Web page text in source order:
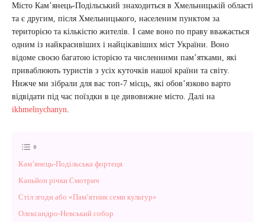
Місто Кам’янець-Подільський знаходиться в Хмельницькій області
та є другим, після Хмельницького, населеним пунктом за
територією та кількістю жителів. І саме воно по праву вважається
одним із найкрасивіших і найцікавіших міст України. Воно
відоме своєю багатою історією та численними пам’ятками, які
приваблюють туристів з усіх куточків нашої країни та світу.
Нижче ми зібрали для вас топ-7 місць, які обов’язково варто
відвідати під час поїздки в це дивовижне місто. Далі на
ikhmelnychanyn
Кам’янець-Подільська фортеця
Каньйон річки Смотрич
Стіл згоди або «Пам’ятник семи культур»
Олександро-Невський собор